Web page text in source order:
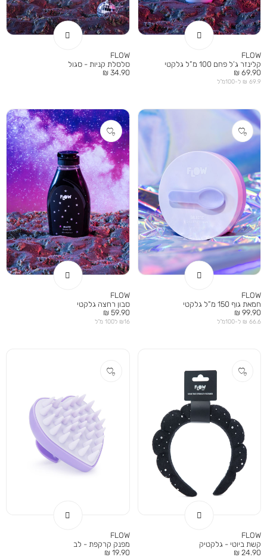
FLOW
קלינזר ג’ל פחם 100 מ”ל גלקטי
מחיר
מוצר
69.90 ₪
69.9 ₪ ל-100מ”ל
FLOW
סלסלת קניות - סגול
מחיר
34.90 ₪
FLOW
חמאת גוף 150 מ”ל גלקטי
מחיר
מוצר
99.90 ₪
66.6 ₪ ל-100מ”ל
FLOW
סבון רחצה גלקטי
מחיר
מוצר
59.90 ₪
₪16 ל100 מ”ל
FLOW
קשת ביוטי - גלקטיק
מחיר
24.90 ₪
FLOW
מפנק קרקפת - לב
מחיר
19.90 ₪